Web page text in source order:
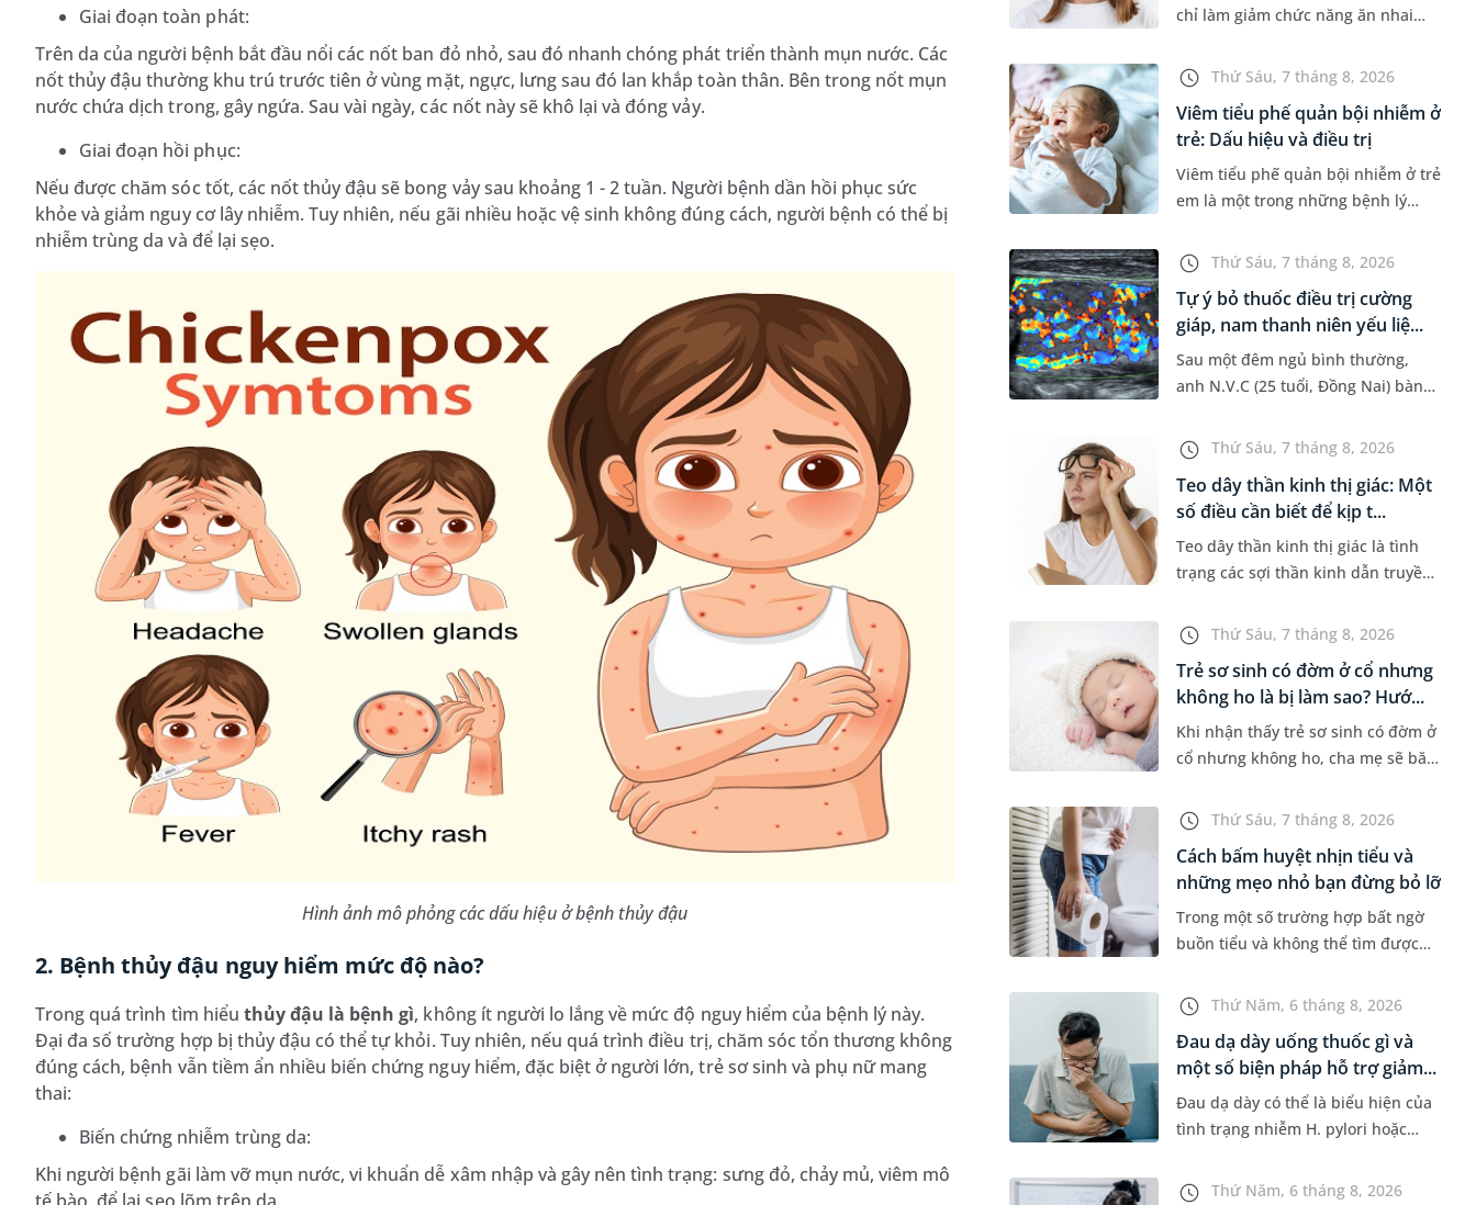
Giai đoạn toàn phát:
Trên da của người bệnh bắt đầu nổi các nốt ban đỏ nhỏ, sau đó nhanh chóng phát triển thành mụn nước. Các
nốt thủy đậu thường khu trú trước tiên ở vùng mặt, ngực, lưng sau đó lan khắp toàn thân. Bên trong nốt mụn
nước chứa dịch trong, gây ngứa. Sau vài ngày, các nốt này sẽ khô lại và đóng vảy.
Giai đoạn hồi phục:
Nếu được chăm sóc tốt, các nốt thủy đậu sẽ bong vảy sau khoảng 1 - 2 tuần. Người bệnh dần hồi phục sức
khỏe và giảm nguy cơ lây nhiễm. Tuy nhiên, nếu gãi nhiều hoặc vệ sinh không đúng cách, người bệnh có thể bị
nhiễm trùng da và để lại sẹo.
Hình ảnh mô phỏng các dấu hiệu ở bệnh thủy đậu
2. Bệnh thủy đậu nguy hiểm mức độ nào?
Trong quá trình tìm hiểu thủy đậu là bệnh gì, không ít người lo lắng về mức độ nguy hiểm của bệnh lý này.
Đại đa số trường hợp bị thủy đậu có thể tự khỏi. Tuy nhiên, nếu quá trình điều trị, chăm sóc tổn thương không
đúng cách, bệnh vẫn tiềm ẩn nhiều biến chứng nguy hiểm, đặc biệt ở người lớn, trẻ sơ sinh và phụ nữ mang
thai:
Biến chứng nhiễm trùng da:
Khi người bệnh gãi làm vỡ mụn nước, vi khuẩn dễ xâm nhập và gây nên tình trạng: sưng đỏ, chảy mủ, viêm mô
chỉ làm giảm chức năng ăn nhai
đối của khuôn mặt. Do đó, cần khắc
phục sớm tình trạng này để...
Thứ Sáu, 7 tháng 8, 2026
Viêm tiểu phế quản bội nhiễm ở
trẻ: Dấu hiệu và điều trị
Viêm tiểu phế quản bội nhiễm ở trẻ
em là một trong những bệnh lý
bùng phát vào thời điểm giao mùa.
Khi những tổn thương ban đầ...
Thứ Sáu, 7 tháng 8, 2026
Tự ý bỏ thuốc điều trị cường
giáp, nam thanh niên yếu liệ...
Sau một đêm ngủ bình thường,
anh N.V.C (25 tuổi, Đồng Nai) bàng
không thể vận động đi lại được. Kết
quả thăm khám tại Phòng...
Thứ Sáu, 7 tháng 8, 2026
Teo dây thần kinh thị giác: Một
số điều cần biết để kịp t...
Teo dây thần kinh thị giác là tình
trạng các sợi thần kinh dẫn truyền
thương và dần mất đi chức năng
hoạt động. Nếu điều trị m...
Thứ Sáu, 7 tháng 8, 2026
Trẻ sơ sinh có đờm ở cổ nhưng
không ho là bị làm sao? Hướ...
Khi nhận thấy trẻ sơ sinh có đờm ở
cổ nhưng không ho, cha mẹ sẽ băn
đường hô hấp hay không. Những
chia sẻ dưới đây sẽ giúp ch...
Thứ Sáu, 7 tháng 8, 2026
Cách bấm huyệt nhịn tiểu và
những mẹo nhỏ bạn đừng bỏ lỡ
Trong một số trường hợp bất ngờ
buồn tiểu và không thể tìm được
dụng phương pháp bấm huyệt
nhịn tiểu. Vậy cách bấm huyệt
nhịn...
Thứ Năm, 6 tháng 8, 2026
Đau dạ dày uống thuốc gì và
một số biện pháp hỗ trợ giảm...
Đau dạ dày có thể là biểu hiện của
tình trạng nhiễm H. pylori hoặc
Dựa theo nguyên nhân cụ thể, bác
Thứ Năm, 6 tháng 8, 2026